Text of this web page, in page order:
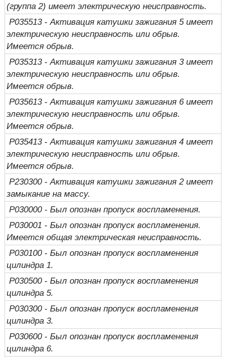
(группа 2) имеет электрическую неисправность.
P035513 - Активация катушки зажигания 5 имеет
электрическую неисправность или обрыв.
Имеется обрыв.
P035313 - Активация катушки зажигания 3 имеет
электрическую неисправность или обрыв.
Имеется обрыв.
P035613 - Активация катушки зажигания 6 имеет
электрическую неисправность или обрыв.
Имеется обрыв.
P035413 - Активация катушки зажигания 4 имеет
электрическую неисправность или обрыв.
Имеется обрыв.
P230300 - Активация катушки зажигания 2 имеет
замыкание на массу.
P030000 - Был опознан пропуск воспламенения.
P030001 - Был опознан пропуск воспламенения.
Имеется общая электрическая неисправность.
P030100 - Был опознан пропуск воспламенения
цилиндра 1.
P030500 - Был опознан пропуск воспламенения
цилиндра 5.
P030300 - Был опознан пропуск воспламенения
цилиндра 3.
P030600 - Был опознан пропуск воспламенения
цилиндра 6.